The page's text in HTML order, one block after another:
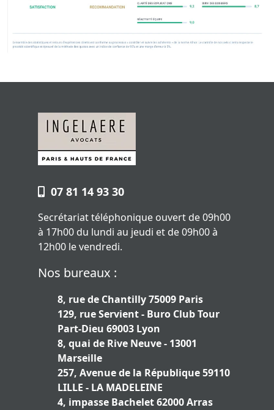
07 81 14 93 30
Secrétariat téléphonique ouvert de 09h00
à 17h00 du lundi au jeudi et de 09h00 à
12h00 le vendredi.
Nos bureaux :
8, rue de Chantilly 75009 Paris
129, rue Servient - Buro Club Tour
Part-Dieu 69003 Lyon
8, quai de Rive Neuve - 13001
Marseille
257, Avenue de la République 59110
LILLE - LA MADELEINE
4, impasse Bachelet 62000 Arras